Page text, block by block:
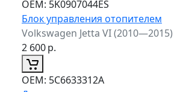
ОЕМ: 5K0907044ES
Блок управления отопителем
Volkswagen Jetta VI (2010—2015)
2 600р.
ОЕМ: 5C6633312A